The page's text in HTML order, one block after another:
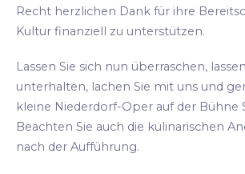
Recht herzlichen Dank für ihre
Kultur finanziell zu unterstützen.
Lassen Sie sich nun überraschen,
unterhalten, lachen Sie mit uns und
kleine Niederdorf-Oper auf der Bühne
Beachten Sie auch die kulinarischen
nach der Aufführung.